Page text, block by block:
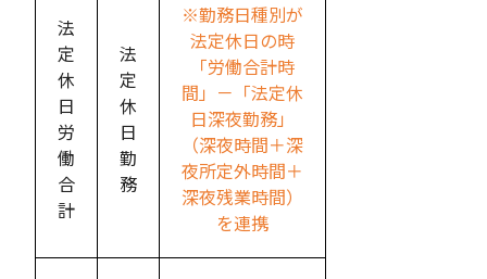
法
定
休
日
労
働
合
計
法
定
休
日
勤
務
※勤務日種別が
法定休日の時
「労働合計時
間」－「法定休
日深夜勤務」
（深夜時間＋深
夜所定外時間＋
深夜残業時間）
を連携